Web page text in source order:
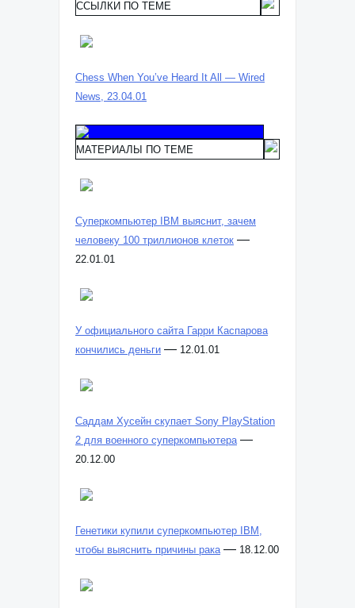
ССЫЛКИ ПО ТЕМЕ
Chess When You’ve Heard It All — Wired
News, 23.04.01
МАТЕРИАЛЫ ПО ТЕМЕ
Суперкомпьютер IBM выяснит, зачем
человеку 100 триллионов клеток —
22.01.01
У официального сайта Гарри Каспарова
кончились деньги — 12.01.01
Саддам Хусейн скупает Sony PlayStation
2 для военного суперкомпьютера —
20.12.00
Генетики купили суперкомпьютер IBM,
чтобы выяснить причины рака — 18.12.00